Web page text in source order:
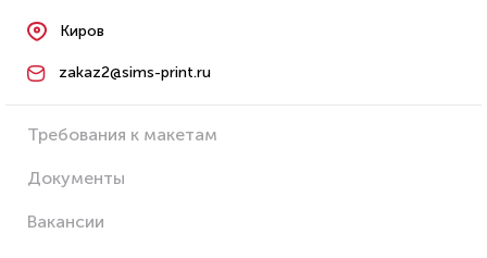
Киров
zakaz2@sims-print.ru
Требования к макетам
Документы
Вакансии